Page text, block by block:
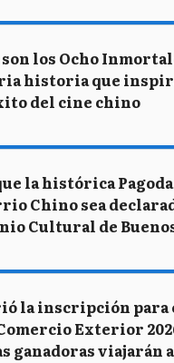
los Ocho
historia que
del cine chino
la histórica
Chino sea
Cultural de
la inscripción para
Exterior
ganadoras viajarán